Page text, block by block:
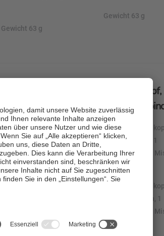
Gewicht 63 g
Gewicht 63 g
Kupplung
HE22KL: Kleiner Kopf,
Lux, KaVo-Kupplung
HE22NL:Kleiner Kopf,
Lux, NSK-Kupplung
HE22K:Kleiner Kopf,
Standardkopf,
direkte
HE11:
Borden 2-Loch, 1
asymmetrische
Sprühdüse
Midwest 4-Loch, 1
asymmetrische
Sprühdüse